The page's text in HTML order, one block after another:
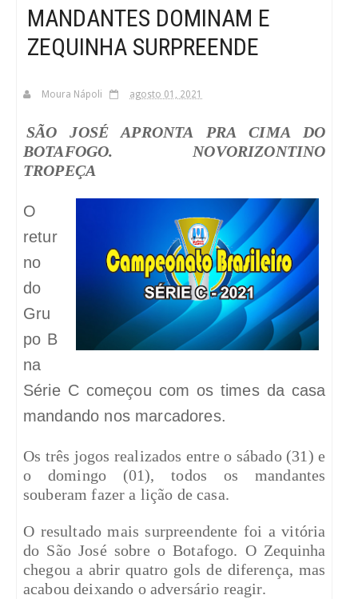
MANDANTES DOMINAM E
ZEQUINHA SURPREENDE
Moura Nápoli agosto 01, 2021
SÃO JOSÉ APRONTA PRA CIMA DO
BOTAFOGO. NOVORIZONTINO
TROPEÇA
O
retur
no
do
Gru
po B
na
Série C começou com os times da casa
mandando nos marcadores.
Os três jogos realizados entre o sábado (31) e
o domingo (01), todos os mandantes
souberam fazer a lição de casa.
O resultado mais surpreendente foi a vitória
do São José sobre o Botafogo. O Zequinha
chegou a abrir quatro gols de diferença, mas
acabou deixando o adversário reagir.